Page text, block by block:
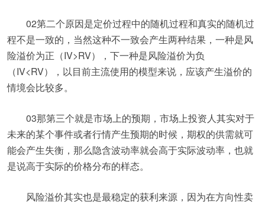
02第二个原因是定价过程中的随机过程和真实的随机过
程不是一致的，当然这种不一致会产生两种结果，一种是风
险溢价为正（IV>RV），下一种是风险溢价为负
（IV<RV），以目前主流使用的模型来说，应该产生溢价的
情境会比较多。
03那第三个就是市场上的预期，市场上投资人其实对于
未来的某个事件或者行情产生预期的时候，期权的供需就可
能会产生失衡，那么隐含波动率就会高于实际波动率，也就
是说高于实际的价格分布的样态。
风险溢价其实也是最稳定的获利来源，因为在方向性卖